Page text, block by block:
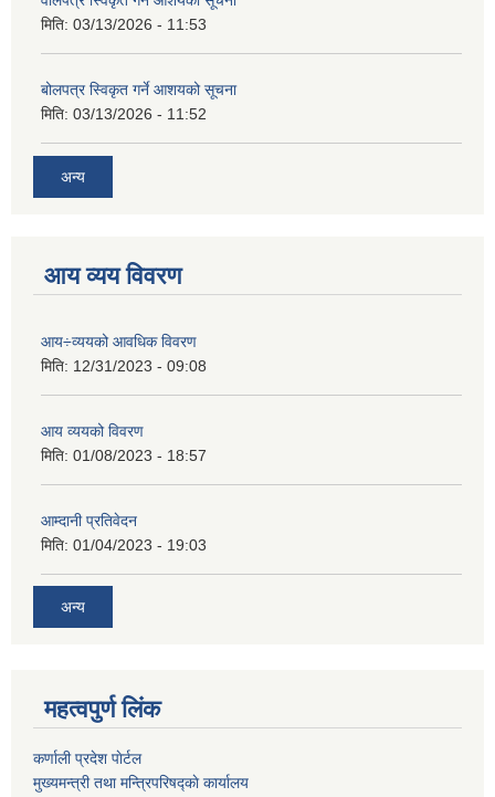
मिति: 03/13/2026 - 11:53
बोलपत्र स्विकृत गर्ने आशयको सूचना
मिति: 03/13/2026 - 11:52
अन्य
आय व्यय विवरण
आय÷व्ययको आवधिक विवरण
मिति: 12/31/2023 - 09:08
आय व्ययको विवरण
मिति: 01/08/2023 - 18:57
आम्दानी प्रतिवेदन
मिति: 01/04/2023 - 19:03
अन्य
महत्वपुर्ण लिंक
कर्णाली प्रदेश पाेर्टल
मुख्यमन्त्री तथा मन्त्रिपरिषद्काे कार्यालय